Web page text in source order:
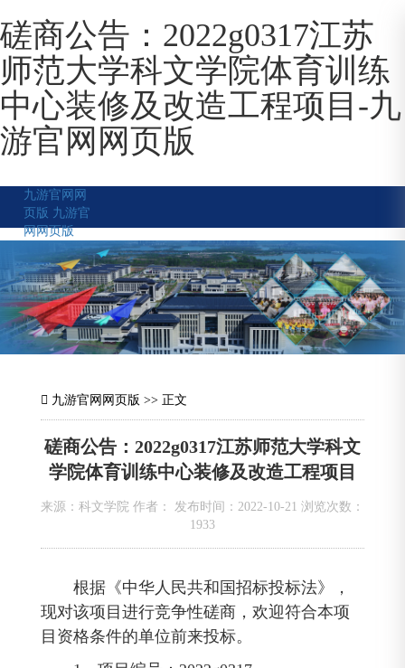
磋商公告：2022g0317江苏
师范大学科文学院体育训练
中心装修及改造工程项目-九
游官网网页版
九游官网网
页版 九游官
网网页版
九游官网网页版 >> 正文
磋商公告：2022g0317江苏师范大学科文
学院体育训练中心装修及改造工程项目
来源：科文学院 作者： 发布时间：2022-10-21 浏览次数：
1933
根据《中华人民共和国招标投标法》，
现对该项目进行竞争性磋商，欢迎符合本项
目资格条件的单位前来投标。